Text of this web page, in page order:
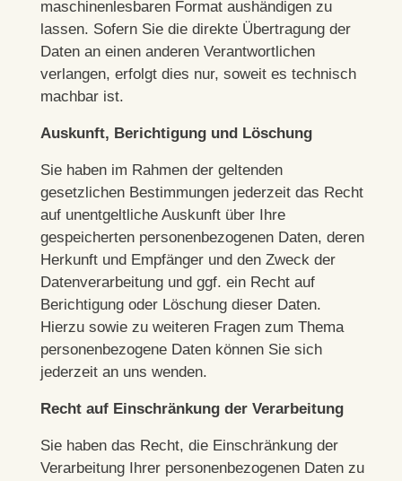
maschinenlesbaren Format aushändigen zu
lassen. Sofern Sie die direkte Übertragung der
Daten an einen anderen Verantwortlichen
verlangen, erfolgt dies nur, soweit es technisch
machbar ist.
Auskunft, Berichtigung und Löschung
Sie haben im Rahmen der geltenden
gesetzlichen Bestimmungen jederzeit das Recht
auf unentgeltliche Auskunft über Ihre
gespeicherten personenbezogenen Daten, deren
Herkunft und Empfänger und den Zweck der
Datenverarbeitung und ggf. ein Recht auf
Berichtigung oder Löschung dieser Daten.
Hierzu sowie zu weiteren Fragen zum Thema
personenbezogene Daten können Sie sich
jederzeit an uns wenden.
Recht auf Einschränkung der Verarbeitung
Sie haben das Recht, die Einschränkung der
Verarbeitung Ihrer personenbezogenen Daten zu